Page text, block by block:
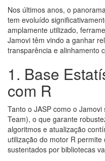
Nos últimos anos, o
tem evoluído
amplamente utilizado,
Jamovi têm vindo a ganhar
transparência e alinhamento
1. Base
com R
Tanto o JASP como o
Team), o que garante
algoritmos e atualização
utilização do motor R
sustentados por bibliotecas